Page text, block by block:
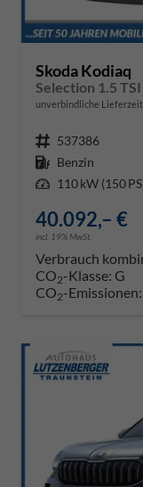
Skoda Kodiaq
unverbindliche
Fahrzeugnr. 537386
Kraftstoff Benzin
Leistung 110 kW (150
40.092,– €
incl. 19% MwSt.
Verbrauch
CO2-Klasse: G
CO2-Emissionen: